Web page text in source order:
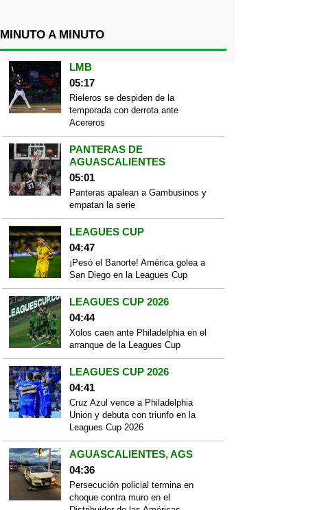
MINUTO A MINUTO
LMB
05:17
Rieleros se despiden de la
temporada con derrota ante
Acereros
PANTERAS DE
AGUASCALIENTES
05:01
Panteras apalean a Gambusinos y
empatan la serie
LEAGUES CUP
04:47
¡Pesó el Banorte! América golea a
San Diego en la Leagues Cup
LEAGUES CUP 2026
04:44
Xolos caen ante Philadelphia en el
arranque de la Leagues Cup
LEAGUES CUP 2026
04:41
Cruz Azul vence a Philadelphia
Union y debuta con triunfo en la
Leagues Cup 2026
AGUASCALIENTES, AGS
04:36
Persecución policial termina en
choque contra muro en el